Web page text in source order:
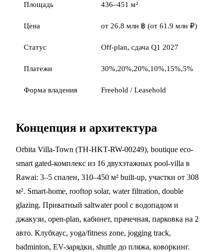
Площадь 436–451 м²
Цена от 26.8 млн ฿ (от 61.9 млн ₽)
Статус Off-plan, сдача Q1 2027
Платежи 30%,20%,20%,10%,15%,5%
Форма владения Freehold / Leasehold
Концепция и архитектура
Orbita Villa-Town (TH-HKT-RW-00249), boutique eco-
smart gated-комплекс из 16 двухэтажных pool-villa в
Rawai: 3–5 спален, 310–450 м² built-up, участки от 308
м². Smart-home, rooftop solar, water filtration, double
glazing. Приватный saltwater pool с водопадом и
джакузи, open-plan, кабинет, прачечная, парковка на 2
авто. Клубхаус, yoga/fitness zone, jogging track,
badminton, EV-зарядки, shuttle до пляжа, коворкинг.